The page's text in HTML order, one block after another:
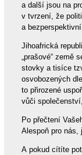
a další jsou na
v tvrzení, že
a
Jihoafrická
„prašové“ země
stovky a tisíce
osvobozených
to přirozené
vůči
Po přečtení
Alespoň pro nás,
A pokud cítíte